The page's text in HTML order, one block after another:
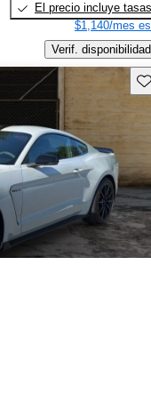
El precio incluye tasas
$1,140/mes
Verif. disponibilidad